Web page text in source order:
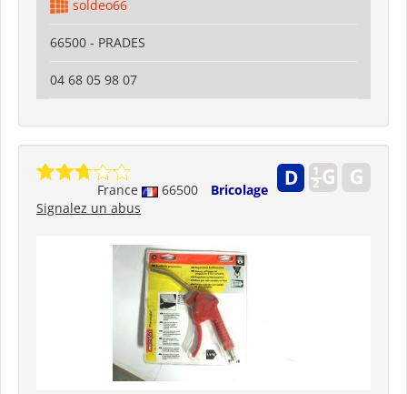
soldeo66
66500 - PRADES
04 68 05 98 07
France 66500
Bricolage
Signalez un abus